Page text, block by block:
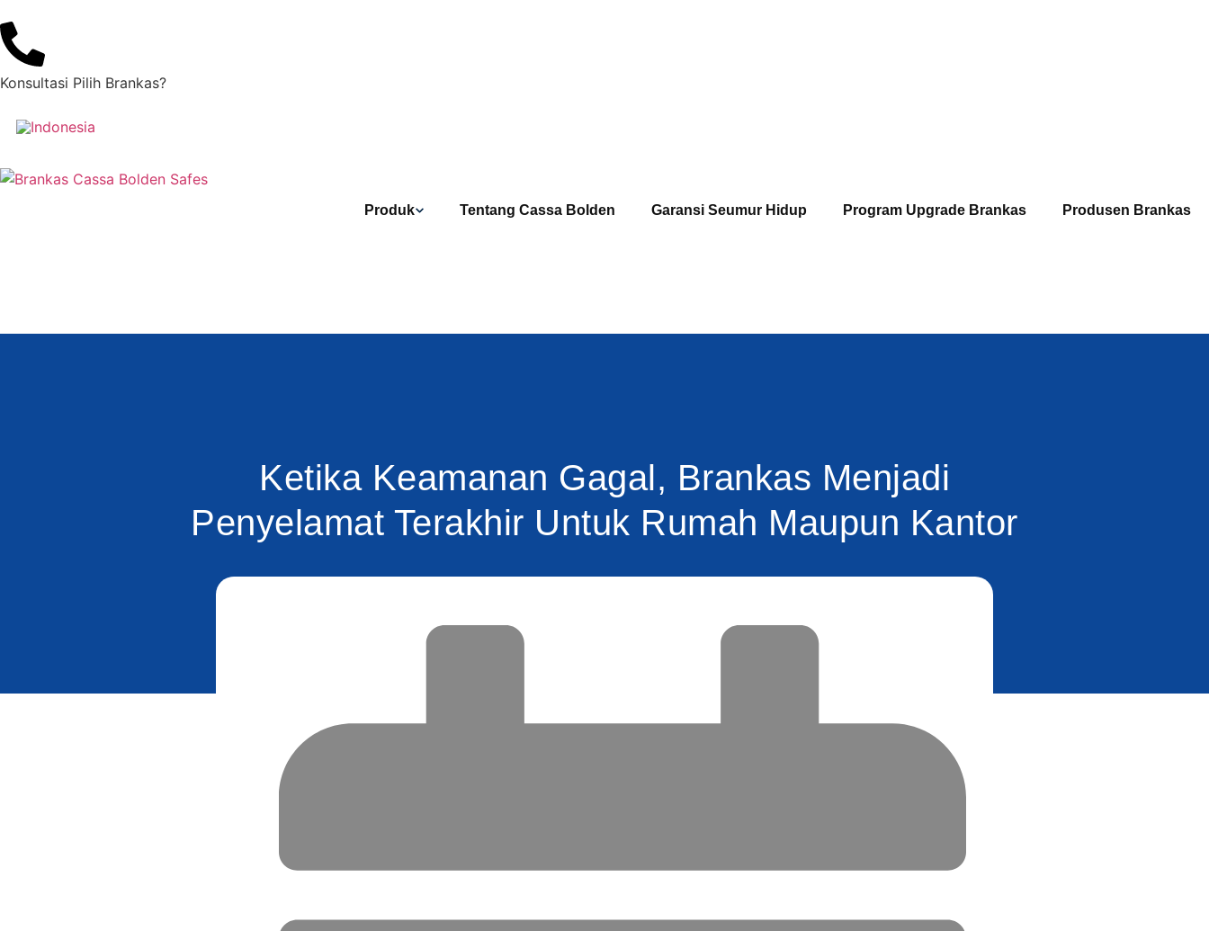
Konsultasi Pilih Brankas?
Produk Tentang Cassa Bolden Garansi Seumur Hidup Program Upgrade Brankas Produsen Brankas
Ketika Keamanan Gagal, Brankas Menjadi
Penyelamat Terakhir Untuk Rumah Maupun Kantor